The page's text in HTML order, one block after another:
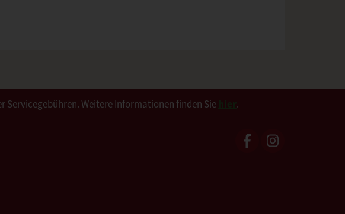
Servicegebühren. Weitere Informationen finden Sie .